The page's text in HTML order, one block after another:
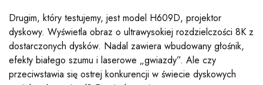
Drugim, który testujemy, jest model H609D, projektor
dyskowy. Wyświetla obraz o ultrawysokiej rozdzielczości 8K z
dostarczonych dysków. Nadal zawiera wbudowany głośnik,
efekty białego szumu i laserowe „gwiazdy”. Ale czy
przeciwstawia się ostrej konkurencji w świecie dyskowych